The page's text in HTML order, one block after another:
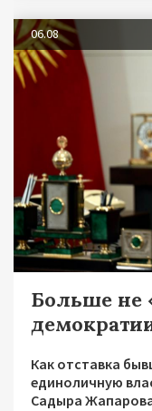
06.08
Больше не
Как отставка
единоличную
Садыра